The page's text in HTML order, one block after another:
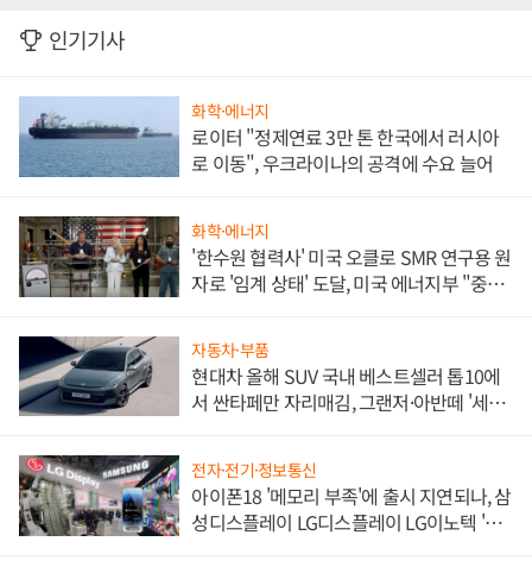
인기기사
화학·에너지
로이터 "정제연료 3만 톤 한국에서 러시아
로 이동", 우크라이나의 공격에 수요 늘어
화학·에너지
'한수원 협력사' 미국 오클로 SMR 연구용 원
자로 '임계 상태' 도달, 미국 에너지부 "중요
자동차·부품
현대차 올해 SUV 국내 베스트셀러 톱10에
서 싼타페만 자리매김, 그랜저·아반떼 '세단
전자·전기·정보통신
아이폰18 '메모리 부족'에 출시 지연되나, 삼
성디스플레이 LG디스플레이 LG이노텍 '탈